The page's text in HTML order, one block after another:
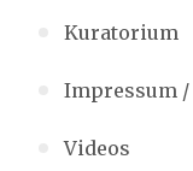
Kuratorium
Impressum
Videos